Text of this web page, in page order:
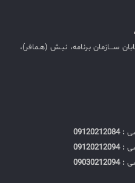
ســـازمان برنامه، نبـش (هـمافر)،
: 09120212084
: 09120212094
: 09030212094